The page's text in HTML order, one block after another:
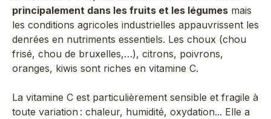
principalement dans les fruits et les légumes mais
les conditions agricoles industrielles appauvrissent les
denrées en nutriments essentiels. Les choux (chou
frisé, chou de bruxelles,…), citrons, poivrons,
oranges, kiwis sont riches en vitamine C.
La vitamine C est particulièrement sensible et fragile à
toute variation : chaleur, humidité, oxydation... Elle a